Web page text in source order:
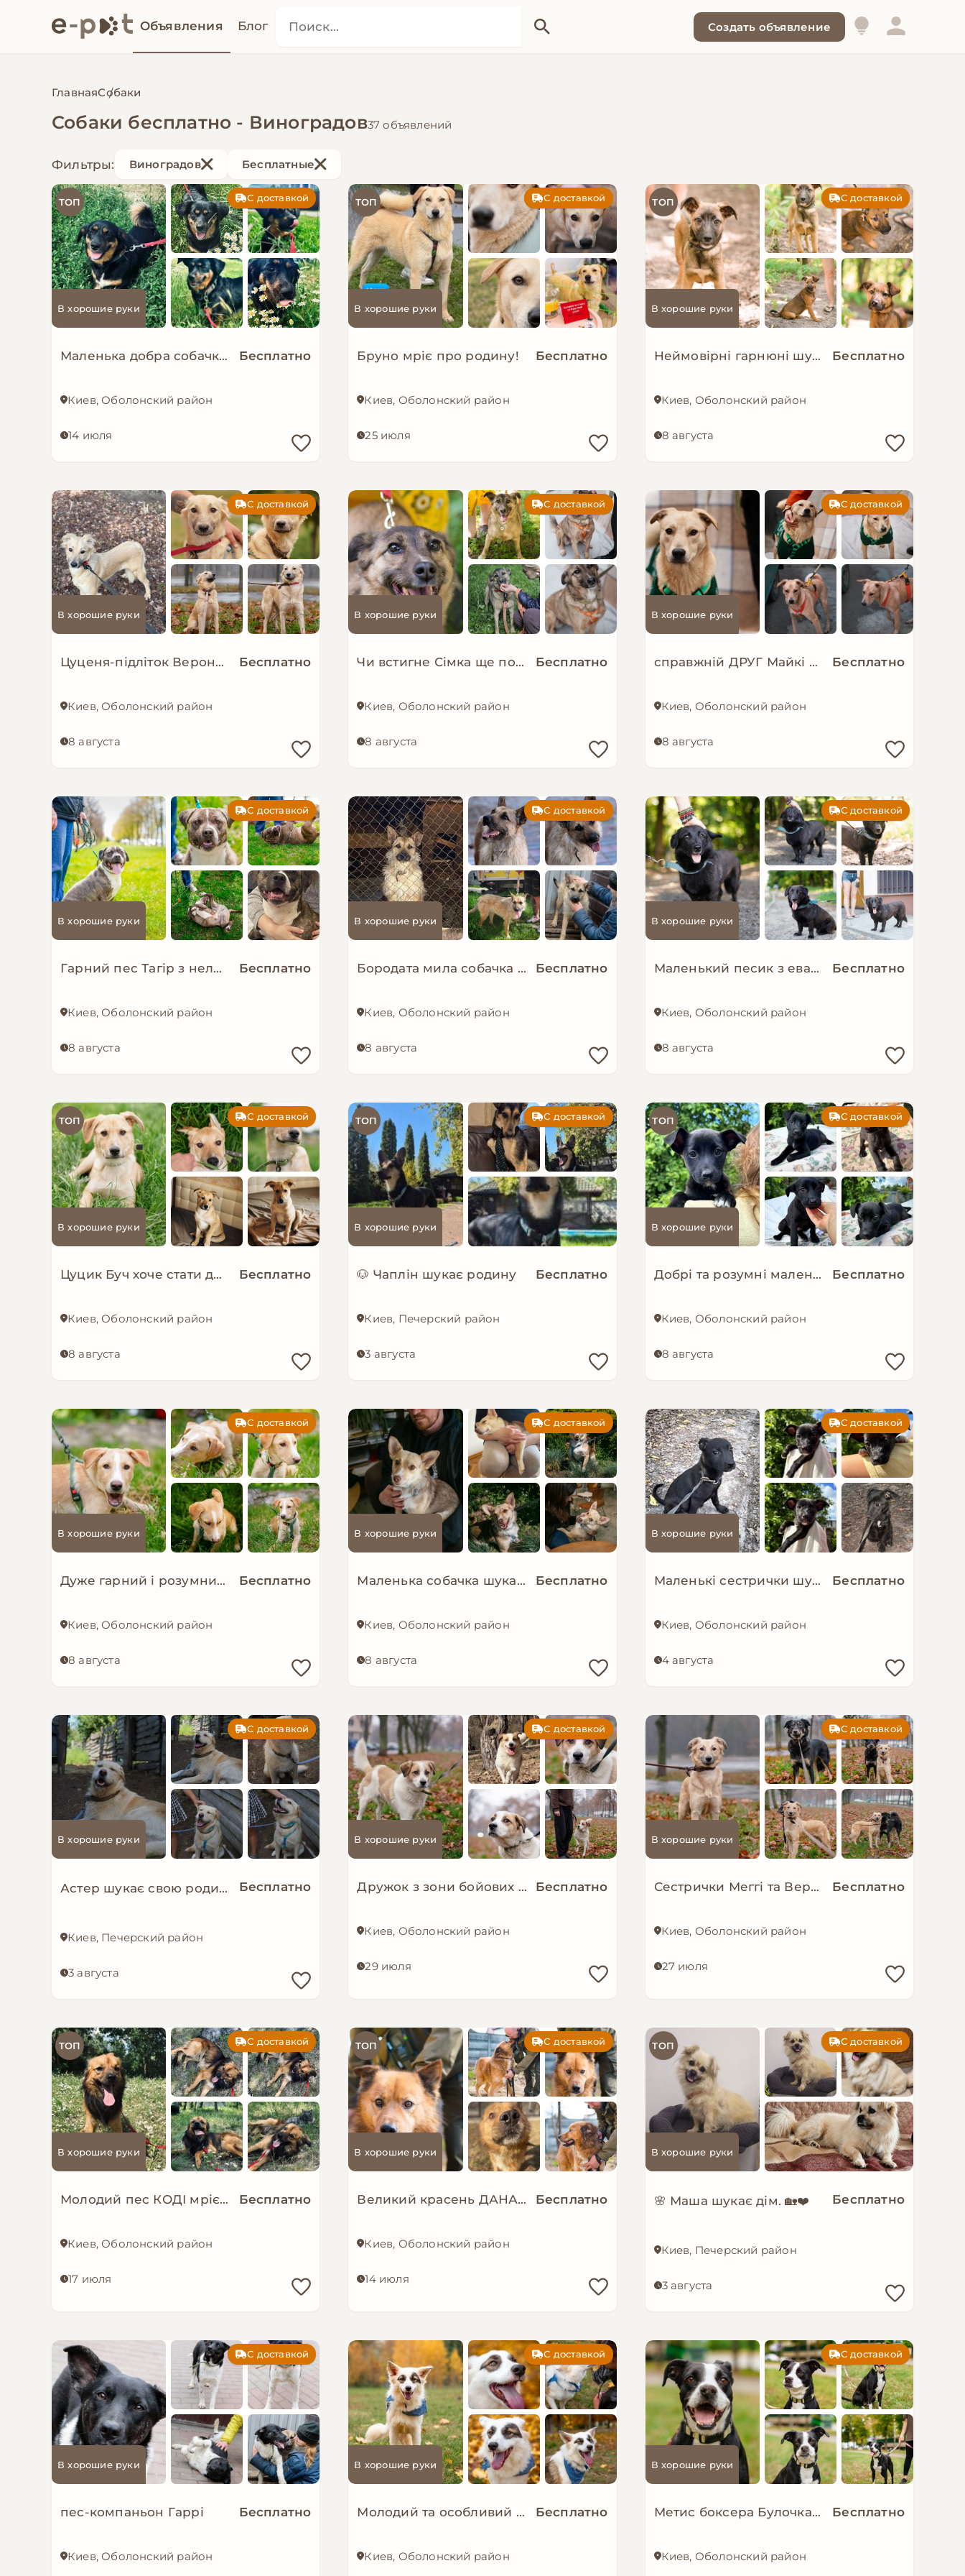
Объявления Блог Создать объявление
ГлавнаяСобаки
Собаки бесплатно - Виноградов37 объявлений
Фильтры: Виноградов Бесплатные
ТОП С доставкой
В хорошие руки
Маленька добра собачка мріє знову стати домашньою! Бесплатно
Киев, Оболонский район
14 июля
ТОП С доставкой
В хорошие руки
Бруно мріє про родину! Бесплатно
Киев, Оболонский район
25 июля
ТОП С доставкой
В хорошие руки
Неймовірні гарнюні шукають дім! Бесплатно
Киев, Оболонский район
8 августа
С доставкой
В хорошие руки
Цуценя-підліток Верона в добрі руки! Бесплатно
Киев, Оболонский район
8 августа
С доставкой
В хорошие руки
Чи встигне Сімка ще пожити в родині? Бесплатно
Киев, Оболонский район
8 августа
С доставкой
В хорошие руки
справжній ДРУГ Майкі шукає родину! Бесплатно
Киев, Оболонский район
8 августа
С доставкой
В хорошие руки
Гарний пес Тагір з нелегкою долею… Бесплатно
Киев, Оболонский район
8 августа
С доставкой
В хорошие руки
Бородата мила собачка МАЛЬВА мріє про родину! Бесплатно
Киев, Оболонский район
8 августа
С доставкой
В хорошие руки
Маленький песик з евакуації мріє о родині! Бесплатно
Киев, Оболонский район
8 августа
ТОП С доставкой
В хорошие руки
Цуцик Буч хоче стати домашнім! Бесплатно
Киев, Оболонский район
8 августа
ТОП С доставкой
В хорошие руки
🐶 Чаплін шукає родину Бесплатно
Киев, Печерский район
3 августа
ТОП С доставкой
В хорошие руки
Добрі та розумні маленькі цуценята в добрі руки! Бесплатно
Киев, Оболонский район
8 августа
С доставкой
В хорошие руки
Дуже гарний і розумний цуцик мріє про родину! Бесплатно
Киев, Оболонский район
8 августа
С доставкой
В хорошие руки
Маленька собачка шукає люблячу і надійну родину! Бесплатно
Киев, Оболонский район
8 августа
С доставкой
В хорошие руки
Маленькі сестрички шукають дім! Бесплатно
Киев, Оболонский район
4 августа
С доставкой
В хорошие руки
Астер шукає свою родину. ❤️ Бесплатно
Киев, Печерский район
3 августа
С доставкой
В хорошие руки
Дружок з зони бойових дій шукає нову родину! Бесплатно
Киев, Оболонский район
29 июля
С доставкой
В хорошие руки
Сестрички Меггі та Верона мріють про родину! Бесплатно
Киев, Оболонский район
27 июля
ТОП С доставкой
В хорошие руки
Молодий пес КОДІ мріє знову стати домашнім! Бесплатно
Киев, Оболонский район
17 июля
ТОП С доставкой
В хорошие руки
Великий красень ДАНАЙ Бесплатно
Киев, Оболонский район
14 июля
ТОП С доставкой
В хорошие руки
🌸 Маша шукає дім. 🏡❤️ Бесплатно
Киев, Печерский район
3 августа
С доставкой
В хорошие руки
пес-компаньон Гаррі Бесплатно
Киев, Оболонский район
С доставкой
В хорошие руки
Молодий та особливий песик-позитивчик - Зорро! Бесплатно
Киев, Оболонский район
С доставкой
В хорошие руки
Метис боксера Булочка мріє про сімʼю!! Бесплатно
Киев, Оболонский район